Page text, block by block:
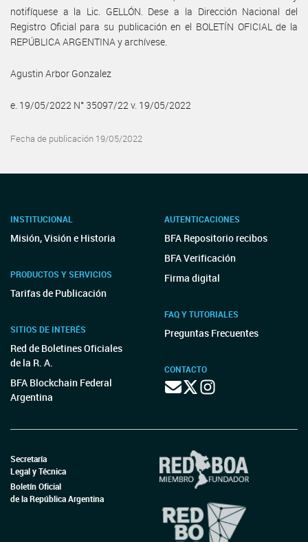
notifíquese a la Lic. GELLÓN. Dese a la Dirección Nacional del
Registro Oficial para su publicación en el BOLETÍN OFICIAL de la
REPÚBLICA ARGENTINA y archívese.
Agustin Arbor Gonzalez
e. 19/05/2022 N° 35097/22 v. 19/05/2022
Fecha de publicación 19/05/2022
INSTITUCIONAL
Misión, Visión e Historia
PRODUCTOS Y SERVICIOS
Tarifas de Publicación
SITIOS DE INTERÉS
Red de Boletines Oficiales
de la R. A.
BFA Blockchain Federal
Argentina
AUTENTICACIONES
BFA Repositorio recibos
BFA Verificación
Firma digital
FAQ Y TUTORIALES
Preguntas Frecuentes
CONTACTO
Secretaría
Legal y Técnica
Boletín Oficial
de la República Argentina